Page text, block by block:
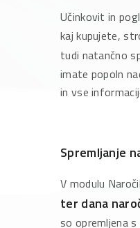
Učinkovit in
kaj kupujete,
tudi natančno
imate popoln
in vse
Spremljanje
V modulu
ter dana
so opremljena